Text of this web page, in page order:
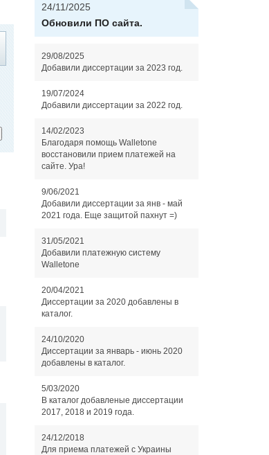
24/11/2025
Обновили ПО сайта.
29/08/2025
Добавили диссертации за 2023 год.
19/07/2024
Добавили диссертации за 2022 год.
14/02/2023
Благодаря помощь Walletone
восстановили прием платежей на
сайте. Ура!
9/06/2021
Добавили диссертации за янв - май
2021 года. Еще защитой пахнут =)
31/05/2021
Добавили платежную систему
Walletone
20/04/2021
Диссертации за 2020 добавлены в
каталог.
24/10/2020
Диссертации за январь - июнь 2020
добавлены в каталог.
5/03/2020
В каталог добавленые диссертации
2017, 2018 и 2019 года.
24/12/2018
Для приема платежей с Украины